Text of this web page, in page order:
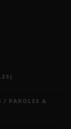
/ PAROLES &